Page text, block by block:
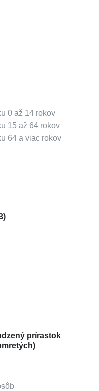
0 až 14 rokov
15 až 64 rokov
64 a viac rokov
prírastok